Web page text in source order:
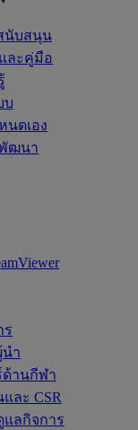
นับสนุน
ละคู่มือ
บ
นดเอง
ฒนา
ร
นำ
ด้านกีฬา
ละ CSR
แลกิจการ